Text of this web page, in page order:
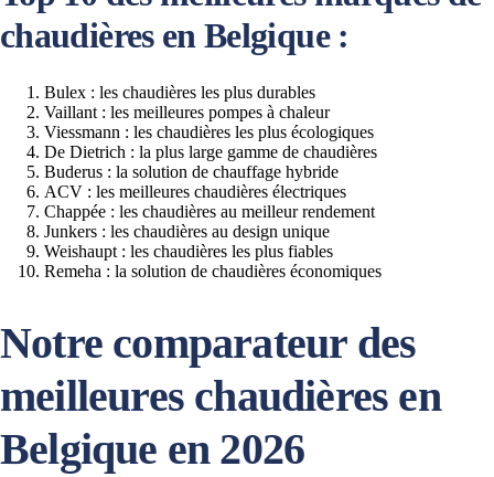
chaudières en Belgique :
Bulex : les chaudières les plus durables
Vaillant : les meilleures pompes à chaleur
Viessmann : les chaudières les plus écologiques
De Dietrich : la plus large gamme de chaudières
Buderus : la solution de chauffage hybride
ACV : les meilleures chaudières électriques
Chappée : les chaudières au meilleur rendement
Junkers : les chaudières au design unique
Weishaupt : les chaudières les plus fiables
Remeha : la solution de chaudières économiques
Notre comparateur des
meilleures chaudières en
Belgique en 2026